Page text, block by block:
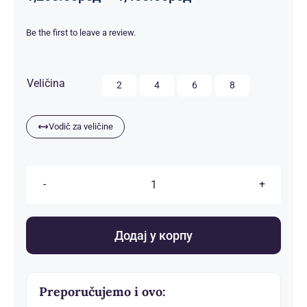
1,400.00рсд
Be the first to leave a review.
Veličina 2 4 6 8
Vodič za veličine
Dečije
количина
Додај у корпу
Preporučujemo i ovo: